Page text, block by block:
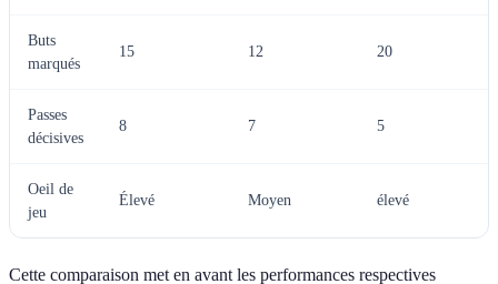
Buts
marqués
15 12 20
Passes
décisives
8 7 5
Oeil de
jeu
Élevé Moyen élevé
Cette comparaison met en avant les performances respectives